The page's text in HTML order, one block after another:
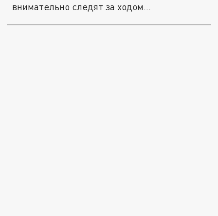
внимательно следят за ходом...